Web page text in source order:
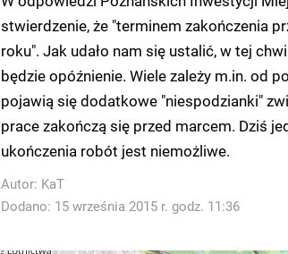
stwierdzenie, że "terminem zakończenia
roku". Jak udało nam się ustalić, w tej
będzie opóźnienie. Wiele zależy m.in. od
pojawią się dodatkowe "niespodzianki"
prace zakończą się przed marcem. Dziś
ukończenia robót jest niemożliwe.
Autor: KaT
Dodano: 15 września 2015 r. godz. 11:36